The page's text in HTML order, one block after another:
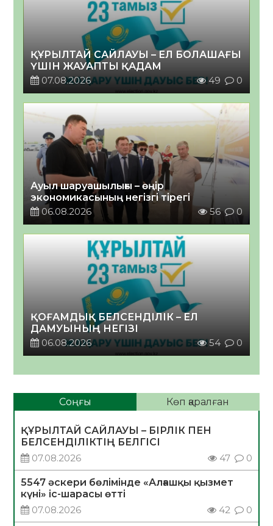
ҚҰРЫЛТАЙ САЙЛАУЫ – ЕЛ БОЛАШАҒЫ
ҮШІН ЖАУАПТЫ ҚАДАМ
07.08.2026
49 0
Ауыл шаруашылығы – өңір
экономикасының негізгі тірегі
06.08.2026
56 0
ҚОҒАМДЫҚ БЕЛСЕНДІЛІК – ЕЛ
ДАМУЫНЫҢ НЕГІЗІ
06.08.2026
54 0
Соңғы Көп қаралған
ҚҰРЫЛТАЙ САЙЛАУЫ – БІРЛІК ПЕН
БЕЛСЕНДІЛІКТІҢ БЕЛГІСІ
07.08.2026
47 0
5547 әскери бөлімінде «Алғашқы қызмет
күні» іс-шарасы өтті
07.08.2026
42 0